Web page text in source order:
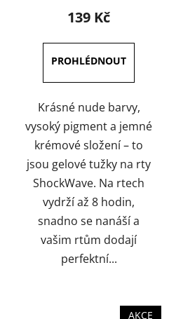
produktu
5,0
z
5
hvězdiček.
139 Kč
Krásné nude barvy,
vysoký pigment a jemné
krémové složení – to
jsou gelové tužky na rty
ShockWave. Na rtech
vydrží až 8 hodin,
snadno se nanáší a
vašim rtům dodají
perfektní...
AKCE